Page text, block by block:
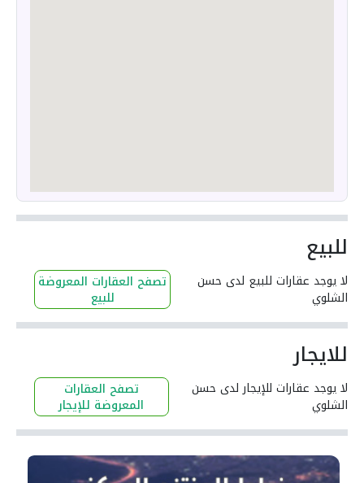
للبيع
لا يوجد عقارات للبيع لدى حسن
الشلوي
تصفح العقارات المعروضة
للبيع
للايجار
لا يوجد عقارات للإيجار لدى حسن
الشلوي
تصفح العقارات
المعروضة للإيجار